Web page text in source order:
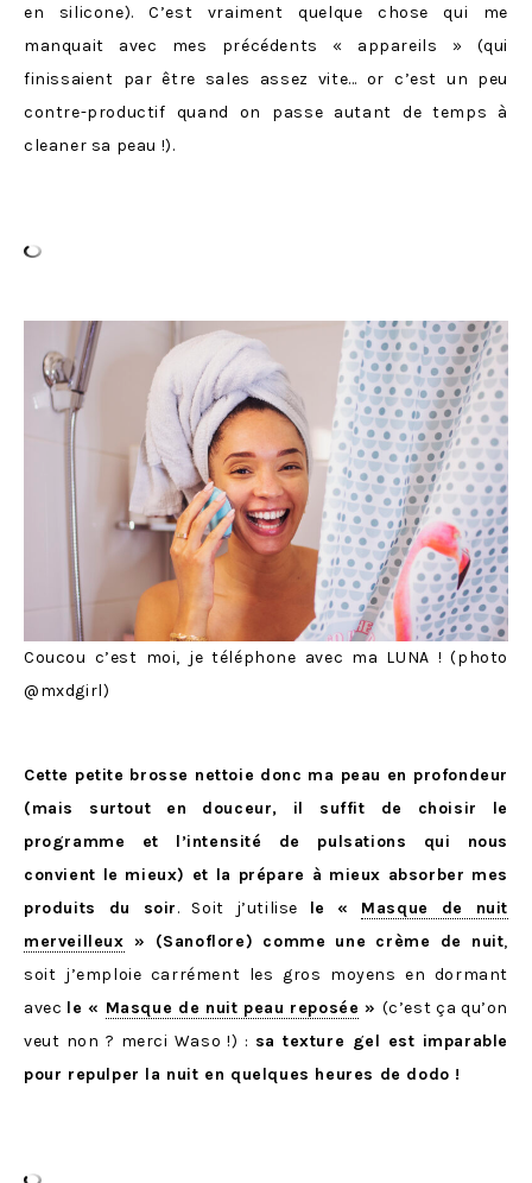
en silicone). C’est vraiment quelque chose qui me
manquait avec mes précédents « appareils » (qui
finissaient par être sales assez vite… or c’est un peu
contre-productif quand on passe autant de temps à
cleaner sa peau !).
Coucou c’est moi, je téléphone avec ma LUNA ! (photo
@mxdgirl)
Cette petite brosse nettoie donc ma peau en profondeur
(mais surtout en douceur, il suffit de choisir le
programme et l’intensité de pulsations qui nous
convient le mieux) et la prépare à mieux absorber mes
produits du soir. Soit j’utilise le « Masque de nuit
merveilleux » (Sanoflore) comme une crème de nuit,
soit j’emploie carrément les gros moyens en dormant
avec le « Masque de nuit peau reposée » (c’est ça qu’on
veut non ? merci Waso !) : sa texture gel est imparable
pour repulper la nuit en quelques heures de dodo !